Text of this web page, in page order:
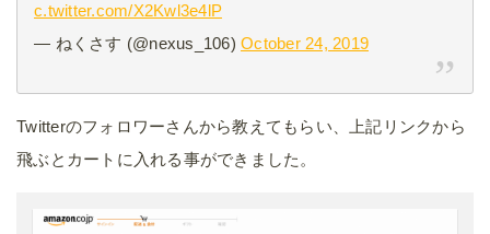
c.twitter.com/X2Kwl3e4lP
— ねくさす (@nexus_106) October 24, 2019
Twitterのフォロワーさんから教えてもらい、上記リンクから
飛ぶとカートに入れる事ができました。